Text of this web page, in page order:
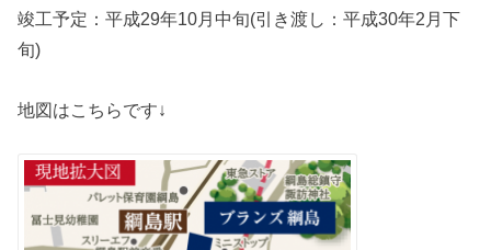
竣工予定：平成29年10月中旬(引き渡し：平成30年2月下
旬)
地図はこちらです↓